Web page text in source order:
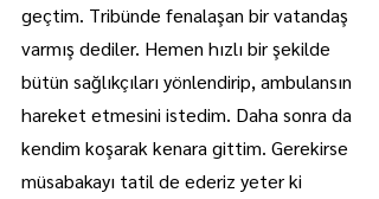
geçtim. Tribünde fenalaşan bir vatandaş
varmış dediler. Hemen hızlı bir şekilde
bütün sağlıkçıları yönlendirip, ambulansın
hareket etmesini istedim. Daha sonra da
kendim koşarak kenara gittim. Gerekirse
müsabakayı tatil de ederiz yeter ki